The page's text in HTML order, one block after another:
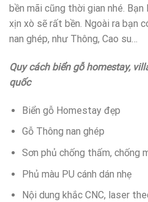
bền mãi cũng thời gian nhé.
xịn xò sẽ rất bền. Ngoài ra bạn
nan ghép, như Thông, Cao su…
Quy cách biển gỗ homestay,
quốc
Biển gỗ Homestay đẹp
Gỗ Thông nan ghép
Sơn phủ chống thấm, chống
Phủ màu PU cánh dán nhẹ
Nội dung khắc CNC, laser